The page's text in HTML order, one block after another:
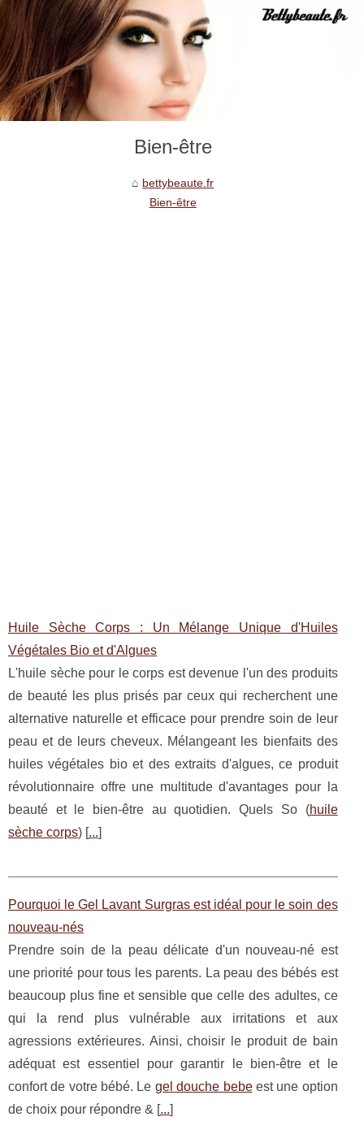
Bien-être
bettybeaute.fr
Bien-être
Huile Sèche Corps : Un Mélange Unique d'Huiles
Végétales Bio et d'Algues
L'huile sèche pour le corps est devenue l'un des produits
de beauté les plus prisés par ceux qui recherchent une
alternative naturelle et efficace pour prendre soin de leur
peau et de leurs cheveux. Mélangeant les bienfaits des
huiles végétales bio et des extraits d'algues, ce produit
révolutionnaire offre une multitude d'avantages pour la
beauté et le bien-être au quotidien. Quels So (huile
sèche corps) [...]
Pourquoi le Gel Lavant Surgras est idéal pour le soin des
nouveau-nés
Prendre soin de la peau délicate d'un nouveau-né est
une priorité pour tous les parents. La peau des bébés est
beaucoup plus fine et sensible que celle des adultes, ce
qui la rend plus vulnérable aux irritations et aux
agressions extérieures. Ainsi, choisir le produit de bain
adéquat est essentiel pour garantir le bien-être et le
confort de votre bébé. Le gel douche bebeest une option
de choix pour répondre & [...]